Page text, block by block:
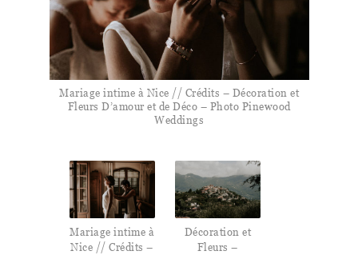
Mariage intime à Nice // Crédits – Décoration et
Fleurs D’amour et de Déco – Photo Pinewood
Weddings
Mariage intime à
Nice // Crédits –
Décoration et
Fleurs –